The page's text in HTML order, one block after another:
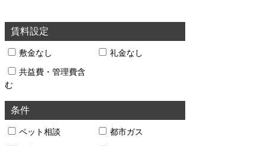
賃料設定
敷金なし 礼金なし
共益費・管理費含
む
条件
ペット相談 都市ガス